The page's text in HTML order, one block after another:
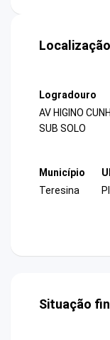
Logradouro
AV HIGINO
SUB SOLO
Município
Teresina
PI
Situação